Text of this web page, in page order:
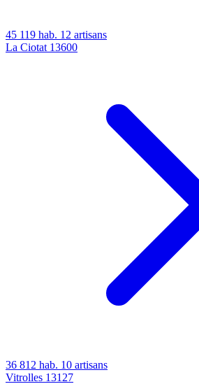
45 119 hab. 12 artisans
La Ciotat 13600
36 812 hab. 10 artisans
Vitrolles 13127